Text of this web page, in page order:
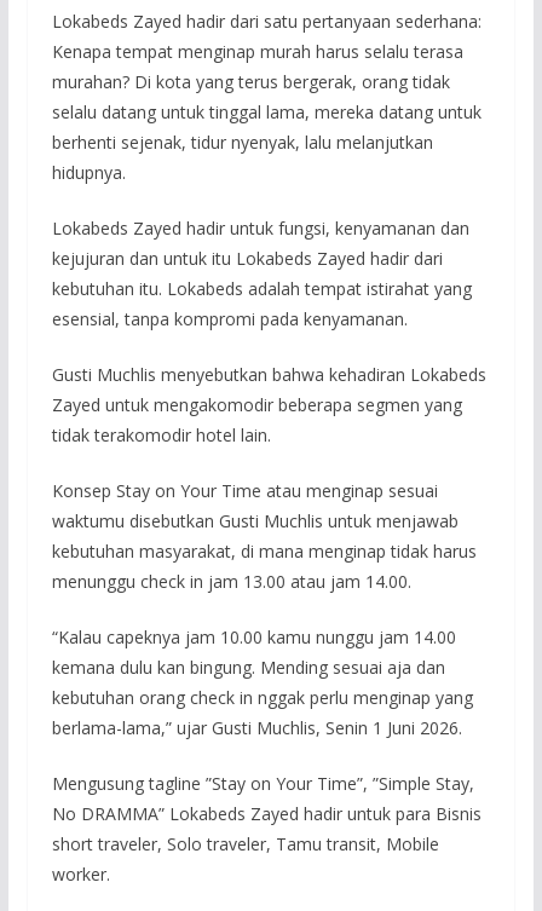
Lokabeds Zayed hadir dari satu pertanyaan sederhana:
Kenapa tempat menginap murah harus selalu terasa
murahan? Di kota yang terus bergerak, orang tidak
selalu datang untuk tinggal lama, mereka datang untuk
berhenti sejenak, tidur nyenyak, lalu melanjutkan
hidupnya.
Lokabeds Zayed hadir untuk fungsi, kenyamanan dan
kejujuran dan untuk itu Lokabeds Zayed hadir dari
kebutuhan itu. Lokabeds adalah tempat istirahat yang
esensial, tanpa kompromi pada kenyamanan.
Gusti Muchlis menyebutkan bahwa kehadiran Lokabeds
Zayed untuk mengakomodir beberapa segmen yang
tidak terakomodir hotel lain.
Konsep Stay on Your Time atau menginap sesuai
waktumu disebutkan Gusti Muchlis untuk menjawab
kebutuhan masyarakat, di mana menginap tidak harus
menunggu check in jam 13.00 atau jam 14.00.
“Kalau capeknya jam 10.00 kamu nunggu jam 14.00
kemana dulu kan bingung. Mending sesuai aja dan
kebutuhan orang check in nggak perlu menginap yang
berlama-lama,” ujar Gusti Muchlis, Senin 1 Juni 2026.
Mengusung tagline ”Stay on Your Time”, ”Simple Stay,
No DRAMMA” Lokabeds Zayed hadir untuk para Bisnis
short traveler, Solo traveler, Tamu transit, Mobile
worker.